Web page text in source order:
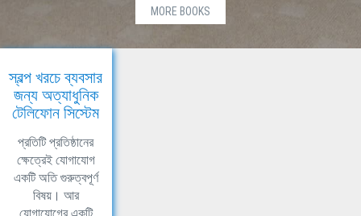
MORE BOOKS
স্বল্প খরচে ব্যবসার
জন্য অত্যাধুনিক
টেলিফোন সিস্টেম
প্রতিটি প্রতিষ্ঠানের
ক্ষেত্রেই যোগাযোগ
একটি অতি গুরুত্বপূর্ণ
বিষয়। আর